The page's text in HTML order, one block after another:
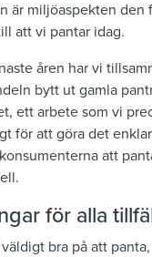
är miljöaspekten den
att vi pantar idag.
åren har vi
bytt ut gamla
ett arbete som vi
för att göra det
att
för alla
bra på att